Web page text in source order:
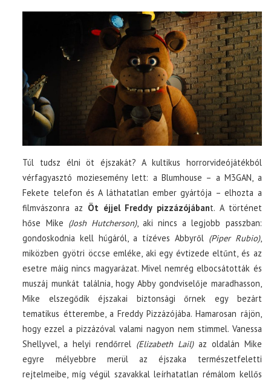
Túl tudsz élni öt éjszakát? A kultikus horrorvideójátékból
vérfagyasztó moziesemény lett: a Blumhouse – a M3GAN, a
Fekete telefon és A láthatatlan ember gyártója – elhozta a
filmvászonra az Öt éjjel Freddy pizzázójábant. A történet
hőse Mike (Josh Hutcherson), aki nincs a legjobb passzban:
gondoskodnia kell húgáról, a tízéves Abbyről (Piper Rubio),
miközben gyötri öccse emléke, aki egy évtizede eltűnt, és az
esetre máig nincs magyarázat. Mivel nemrég elbocsátották és
muszáj munkát találnia, hogy Abby gondviselője maradhasson,
Mike elszegődik éjszakai biztonsági őrnek egy bezárt
tematikus étterembe, a Freddy Pizzázójába. Hamarosan rájön,
hogy ezzel a pizzázóval valami nagyon nem stimmel. Vanessa
Shellyvel, a helyi rendőrrel (Elizabeth Lail)az oldalán Mike
egyre mélyebbre merül az éjszaka természetfeletti
rejtelmeibe, míg végül szavakkal leírhatatlan rémálom kellős